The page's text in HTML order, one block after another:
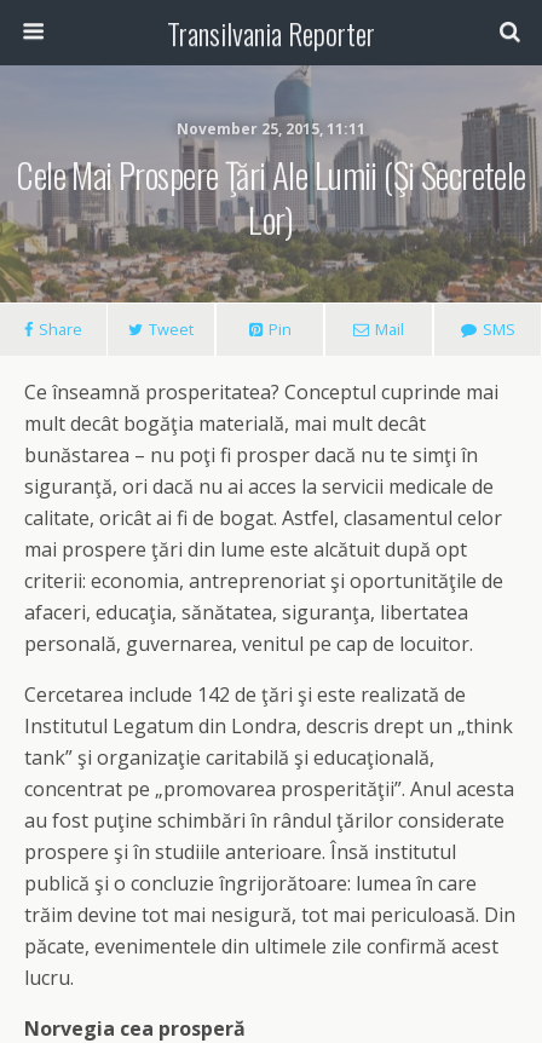
Transilvania Reporter
November 25, 2015, 11:11
Cele Mai Prospere Ţări Ale Lumii (şi Secretele
Lor)
Share Tweet Pin Mail SMS
Ce înseamnă prosperitatea? Conceptul cuprinde mai
mult decât bogăţia materială, mai mult decât
bunăstarea – nu poţi fi prosper dacă nu te simţi în
siguranţă, ori dacă nu ai acces la servicii medicale de
calitate, oricât ai fi de bogat. Astfel, clasamentul celor
mai prospere ţări din lume este alcătuit după opt
criterii: economia, antreprenoriat şi oportunităţile de
afaceri, educaţia, sănătatea, siguranţa, libertatea
personală, guvernarea, venitul pe cap de locuitor.
Cercetarea include 142 de ţări şi este realizată de
Institutul Legatum din Londra, descris drept un „think
tank” şi organizaţie caritabilă şi educaţională,
concentrat pe „promovarea prosperităţii”. Anul acesta
au fost puţine schimbări în rândul ţărilor considerate
prospere şi în studiile anterioare. Însă institutul
publică şi o concluzie îngrijorătoare: lumea în care
trăim devine tot mai nesigură, tot mai periculoasă. Din
păcate, evenimentele din ultimele zile confirmă acest
lucru.
Norvegia cea prosperă